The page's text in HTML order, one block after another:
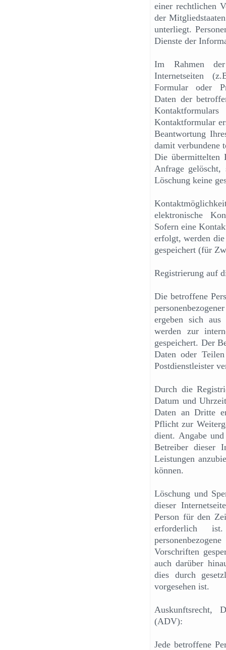
einer rechtlichen
der
unterliegt.
Dienste der
Im Rahmen
Internetseiten
Formular oder
Daten der
Kontaktformular
Beantwortung
damit verbundene
Die übermittelten
Anfrage gelöscht,
Löschung keine
elektronische
Sofern eine
erfolgt, werden die
gespeichert (für
Registrierung auf
Die betroffene
ergeben sich
werden zur
gespeichert. Der
Daten oder
Postdienstleister
Durch die
Datum und
Daten an Dritte
Pflicht zur
dient. Angabe und
Betreiber dieser
Leistungen
können.
Löschung und
dieser
Person für den
erforderlich
Vorschriften
auch darüber
dies durch
vorgesehen ist.
Auskunftsrecht,
(ADV):
Jede betroffene